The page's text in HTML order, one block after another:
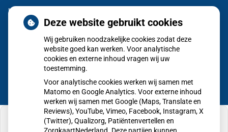
uitbraken fors gestegen
CZ vergoedt zorg van twee gespecialiseerde
revalidatieartsen niet meer
Deze website gebruikt cookies
Wij gebruiken noodzakelijke cookies zodat deze
website goed kan werken. Voor analytische
cookies en externe inhoud vragen wij uw
toestemming.
Voor analytische cookies werken wij samen met
Matomo en Google Analytics. Voor externe inhoud
werken wij samen met Google (Maps, Translate en
Reviews), YouTube, Vimeo, Facebook, Instagram, X
(Twitter), Qualizorg, Patiëntenvertellen en